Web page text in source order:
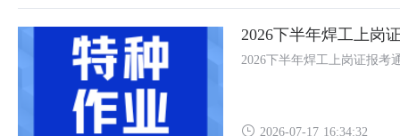
2026下半年焊工上岗
2026下半年焊工上岗证报考
2026-07-17 16:34:32